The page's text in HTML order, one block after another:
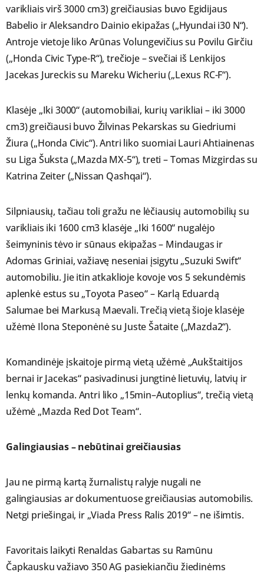
varikliais virš 3000 cm3) greičiausias buvo Egidijaus
Babelio ir Aleksandro Dainio ekipažas („Hyundai i30 N“).
Antroje vietoje liko Arūnas Volungevičius su Povilu Girčiu
(„Honda Civic Type-R“), trečioje – svečiai iš Lenkijos
Jacekas Jureckis su Mareku Wicheriu („Lexus RC-F“).
Klasėje „Iki 3000“ (automobiliai, kurių varikliai – iki 3000
cm3) greičiausi buvo Žilvinas Pekarskas su Giedriumi
Žiura („Honda Civic“). Antri liko suomiai Lauri Ahtiainenas
su Liga Šuksta („Mazda MX-5“), treti – Tomas Mizgirdas su
Katrina Zeiter („Nissan Qashqai“).
Silpniausių, tačiau toli gražu ne lėčiausių automobilių su
varikliais iki 1600 cm3 klasėje „Iki 1600“ nugalėjo
šeimyninis tėvo ir sūnaus ekipažas – Mindaugas ir
Adomas Griniai, važiavę neseniai įsigytu „Suzuki Swift“
automobiliu. Jie itin atkaklioje kovoje vos 5 sekundėmis
aplenkė estus su „Toyota Paseo“ – Karlą Eduardą
Salumae bei Markusą Maevali. Trečią vietą šioje klasėje
užėmė Ilona Steponėnė su Juste Šataite („Mazda2“).
Komandinėje įskaitoje pirmą vietą užėmė „Aukštaitijos
bernai ir Jacekas“ pasivadinusi jungtinė lietuvių, latvių ir
lenkų komanda. Antri liko „15min–Autoplius“, trečią vietą
užėmė „Mazda Red Dot Team“.
Galingiausias – nebūtinai greičiausias
Jau ne pirmą kartą žurnalistų ralyje nugali ne
galingiausias ar dokumentuose greičiausias automobilis.
Netgi priešingai, ir „Viada Press Ralis 2019“ – ne išimtis.
Favoritais laikyti Renaldas Gabartas su Ramūnu
Čapkausku važiavo 350 AG pasiekiančiu žiedinėms